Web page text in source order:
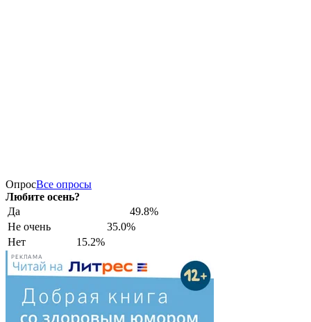
ОпросВсе опросы
Любите осень?
Да
49.8%
Не очень
35.0%
Нет
15.2%
РЕКЛАМА